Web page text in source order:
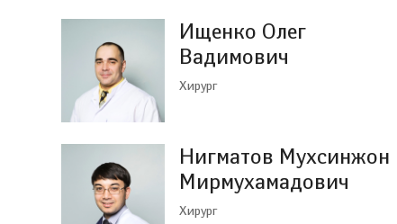
Ищенко Олег
Вадимович
Хирург
Нигматов Мухсинжон
Мирмухамадович
Хирург